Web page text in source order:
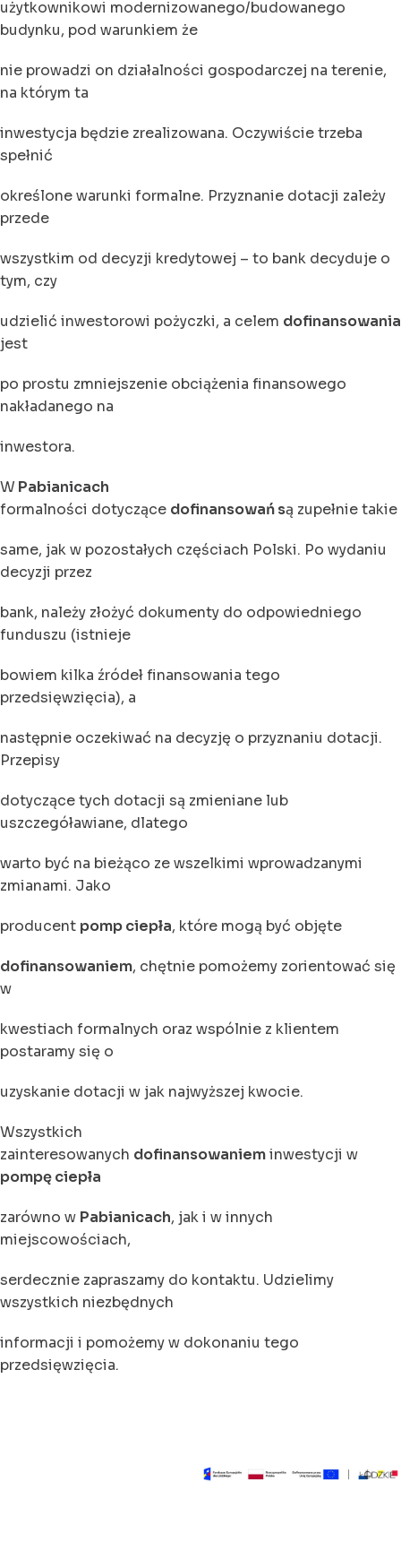
użytkownikowi modernizowanego/budowanego
budynku, pod warunkiem że
nie prowadzi on działalności gospodarczej na terenie,
na którym ta
inwestycja będzie zrealizowana. Oczywiście trzeba
spełnić
określone warunki formalne. Przyznanie dotacji zależy
przede
wszystkim od decyzji kredytowej – to bank decyduje o
tym, czy
udzielić inwestorowi pożyczki, a celem dofinansowania
jest
po prostu zmniejszenie obciążenia finansowego
nakładanego na
inwestora.
W Pabianicach
formalności dotyczące dofinansowań są zupełnie takie
same, jak w pozostałych częściach Polski. Po wydaniu
decyzji przez
bank, należy złożyć dokumenty do odpowiedniego
funduszu (istnieje
bowiem kilka źródeł finansowania tego
przedsięwzięcia), a
następnie oczekiwać na decyzję o przyznaniu dotacji.
Przepisy
dotyczące tych dotacji są zmieniane lub
uszczegóławiane, dlatego
warto być na bieżąco ze wszelkimi wprowadzanymi
zmianami. Jako
producent pomp ciepła, które mogą być objęte
dofinansowaniem, chętnie pomożemy zorientować się
w
kwestiach formalnych oraz wspólnie z klientem
postaramy się o
uzyskanie dotacji w jak najwyższej kwocie.
Wszystkich
zainteresowanych dofinansowanieminwestycji w
pompę ciepła
zarówno w Pabianicach, jak i w innych
miejscowościach,
serdecznie zapraszamy do kontaktu. Udzielimy
wszystkich niezbędnych
informacji i pomożemy w dokonaniu tego
przedsięwzięcia.